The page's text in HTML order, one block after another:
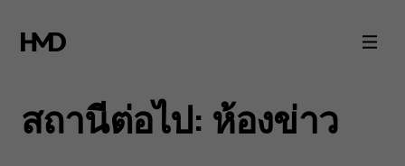
HMD
Newsroom
สถานีต่อไป: ห้องข่าว